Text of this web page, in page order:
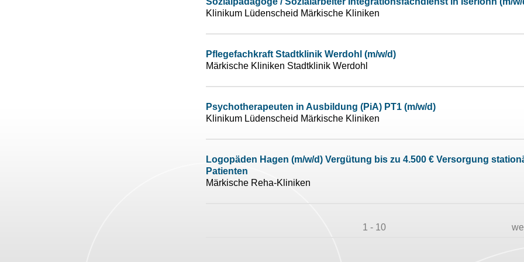
Klinikum Lüdenscheid Märkische Kliniken
Pflegefachkraft Stadtklinik Werdohl (m/w/d)
Märkische Kliniken Stadtklinik Werdohl
Psychotherapeuten in Ausbildung (PiA) PT1 (m/w/d)
Klinikum Lüdenscheid Märkische Kliniken
Logopäden Hagen (m/w/d) Vergütung bis zu 4.500 € Versorgung
Patienten
Märkische Reha-Kliniken
1 - 10